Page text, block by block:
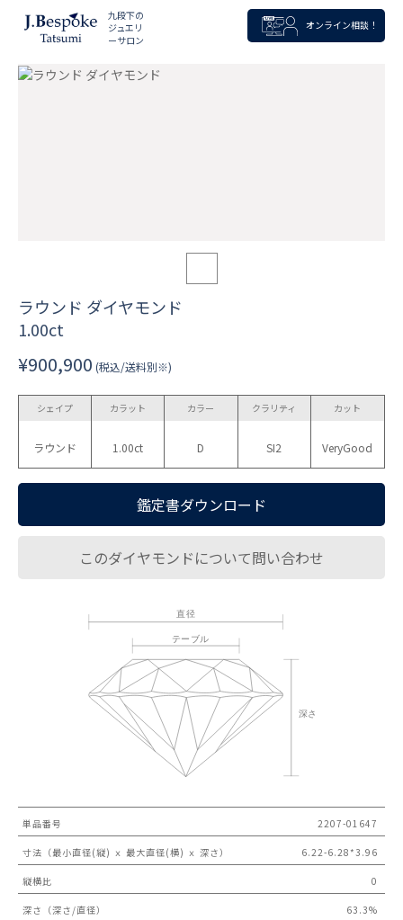
九段下の
ジュエリ
ーサロン
オンライン相談！
ラウンド ダイヤモンド
1.00ct
¥900,900 (税込/送料別※)
シェイプ
ラウンド
カラット
1.00ct
カラー
D
クラリティ
SI2
カット
VeryGood
鑑定書ダウンロード
このダイヤモンドについて問い合わせ
単品番号 2207-01647
寸法（最小直径(縦) ｘ 最大直径(横) ｘ 深さ） 6.22-6.28*3.96
縦横比 0
深さ（深さ/直径） 63.3%